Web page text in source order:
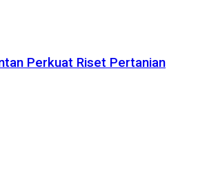
Perkuat Riset Pertanian